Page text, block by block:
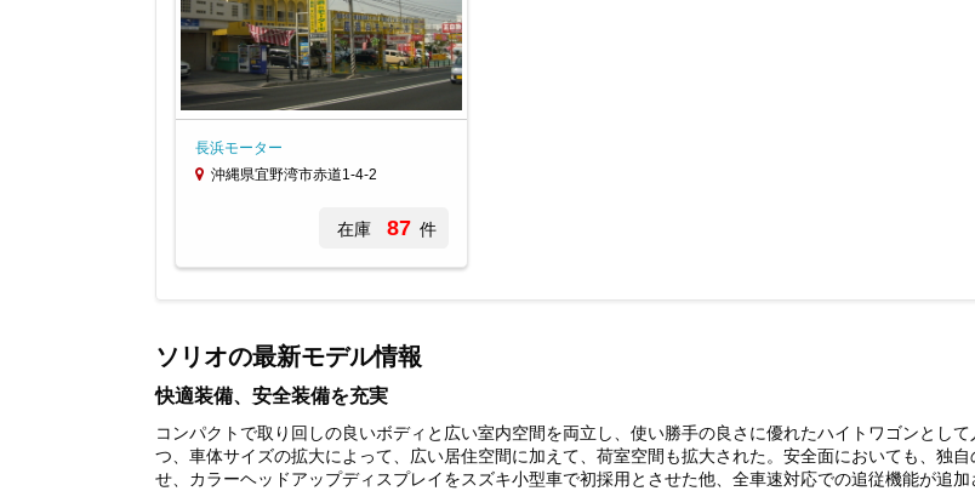
長浜モーター
沖縄県宜野湾市赤道1-4-2
在庫 87 件
1
ソリオの最新モデル情報
快適装備、安全装備を充実
コンパクトで取り回しの良いボディと広い室内空間を両立し、使い勝手の良さに優れたハイトワゴンとし
つ、車体サイズの拡大によって、広い居住空間に加えて、荷室空間も拡大された。安全面においても、独
せ、カラーヘッドアップディスプレイをスズキ小型車で初採用とさせた他、全車速対応での追従機能が追